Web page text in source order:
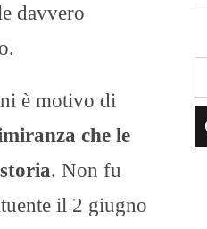
davvero
è motivo di
che le
. Non fu
il 2 giugno